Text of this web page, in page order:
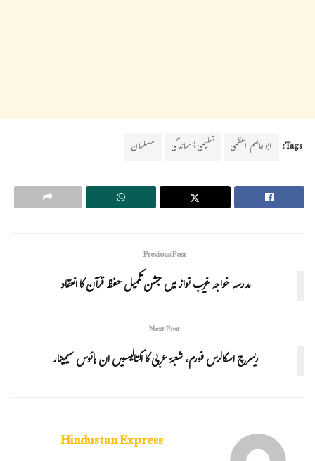
Tags: ابوعاصم اعظمی تعلیمی پسماندگی مسلمان
Previous Post
مدرسہ خواجہ غریب نواز میں جشن تکمیل حفظ قرآن کا انعقاد
Next Post
ریسرچ اسکالرس فورم، شعبۂ عربی کا اکتالیسویں ان ہائوس سیمینار
Hindustan Express